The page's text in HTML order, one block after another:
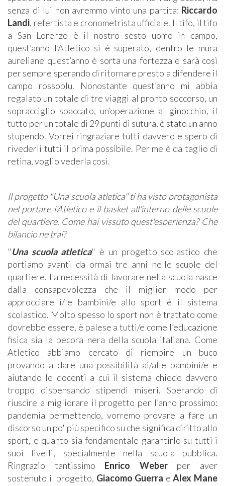
senza di lui non avremmo vinto una partita: Riccardo
Landi, refertista e cronometrista ufficiale. Il tifo, il tifo
a San Lorenzo è il nostro sesto uomo in campo,
quest’anno l’Atletico si è superato, dentro le mura
aureliane quest’anno è sorta una fortezza e sarà così
per sempre sperando di ritornare presto a difendere il
campo rossoblu. Nonostante quest’anno mi abbia
regalato un totale di tre viaggi al pronto soccorso, un
sopracciglio spaccato, un’operazione al ginocchio, il
tutto per un totale di 29 punti di sutura, è stato un anno
stupendo. Vorrei ringraziare tutti davvero e spero di
rivederli tutti il prima possibile. Per me è da taglio di
retina, voglio vederla così.
Il progetto "Una scuola atletica" ti ha visto protagonista
nel portare l'Atletico e il basket all'interno delle scuole
del quartiere. Come hai vissuto quest'esperienza? Che
bilancio ne trai?
"Una scuola atletica" è un progetto scolastico che
portiamo avanti da ormai tre anni nelle scuole del
quartiere. La necessità di lavorare nella scuola nasce
dalla consapevolezza che il miglior modo per
approcciare i/le bambini/e allo sport è il sistema
scolastico. Molto spesso lo sport non è trattato come
dovrebbe essere, è palese a tutti/e come l’educazione
fisica sia la pecora nera della scuola italiana. Come
Atletico abbiamo cercato di riempire un buco
provando a dare una possibilità ai/alle bambini/e e
aiutando le docenti a cui il sistema chiede davvero
troppo dispensando stipendi miseri. Sperando di
riuscire a migliorare il progetto per l’anno prossimo:
pandemia permettendo, vorremo provare a fare un
discorso un po' più specifico su che significa diritto allo
sport, e quanto sia fondamentale garantirlo su tutti i
suoi livelli, specialmente nella scuola pubblica.
Ringrazio tantissimo Enrico Weberper aver
sostenuto il progetto, Giacomo Guerra eAlex Mane